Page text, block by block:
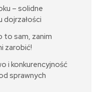
– solidne
to sam, zanim
zarobić!
i konkurencyjność
sprawnych